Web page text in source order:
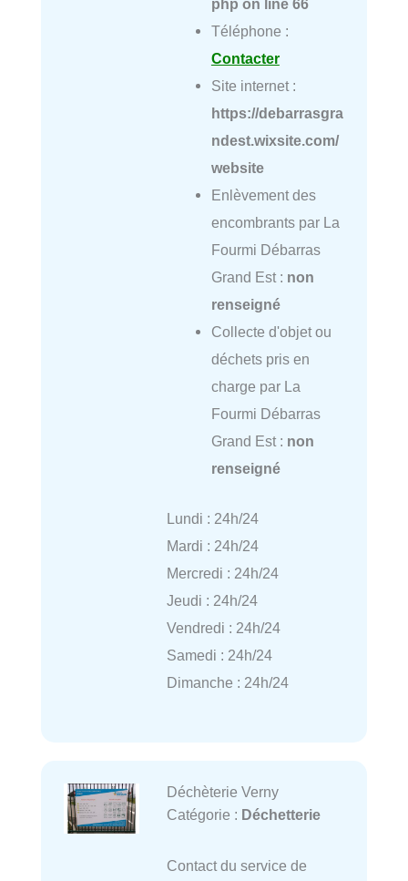
php on line 66
Téléphone :
Contacter
Site internet :
https://debarrasgra
ndest.wixsite.com/
website
Enlèvement des
encombrants par La
Fourmi Débarras
Grand Est : non
renseigné
Collecte d'objet ou
déchets pris en
charge par La
Fourmi Débarras
Grand Est : non
renseigné
Lundi : 24h/24
Mardi : 24h/24
Mercredi : 24h/24
Jeudi : 24h/24
Vendredi : 24h/24
Samedi : 24h/24
Dimanche : 24h/24
Déchèterie Verny
Catégorie : Déchetterie
Contact du service de